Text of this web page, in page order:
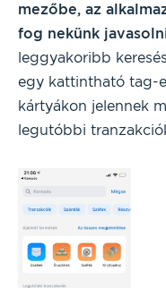
mezőbe, az
fog nekünk
leggyakoribb
egy kattintható tag-
kártyákon jelennek
legutóbbi